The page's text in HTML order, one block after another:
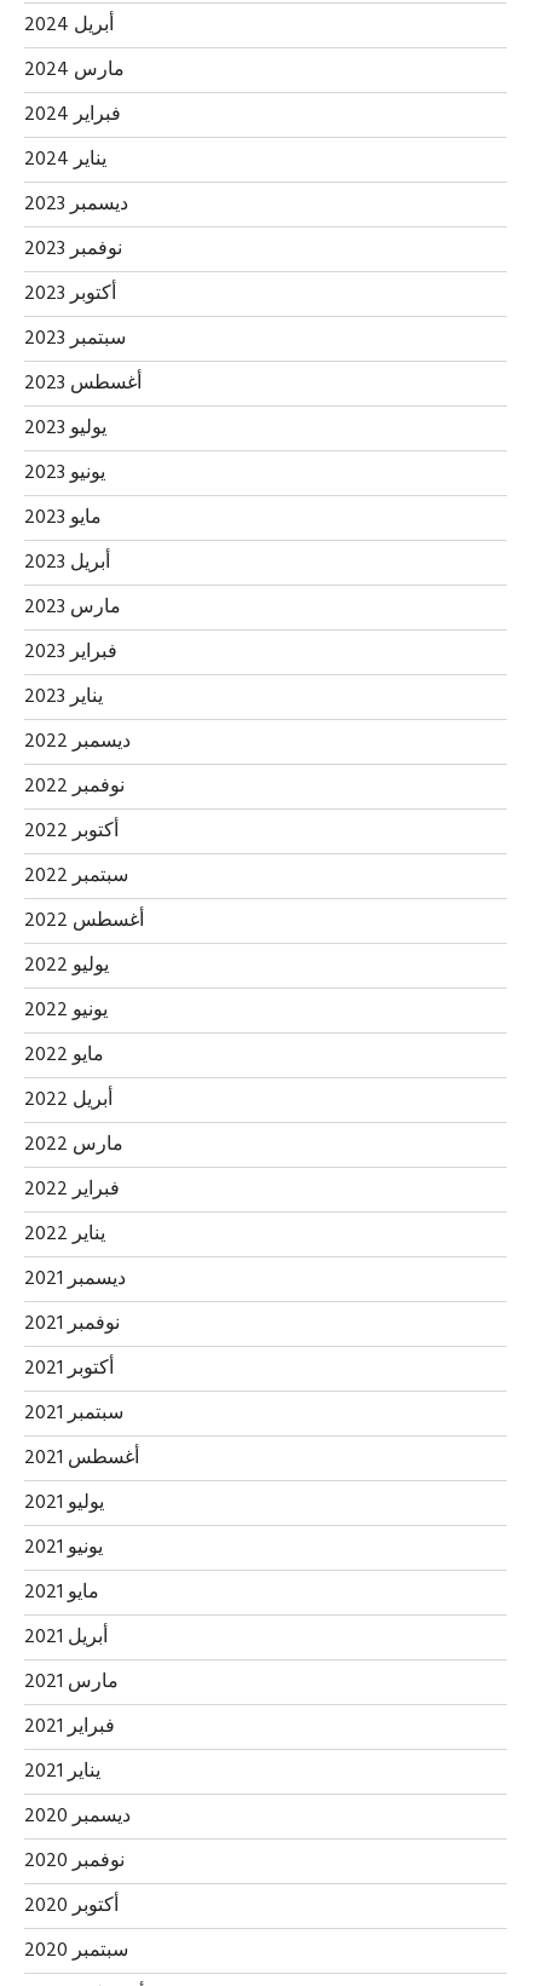
أبريل 2024
مارس 2024
فبراير 2024
يناير 2024
ديسمبر 2023
نوفمبر 2023
أكتوبر 2023
سبتمبر 2023
أغسطس 2023
يوليو 2023
يونيو 2023
مايو 2023
أبريل 2023
مارس 2023
فبراير 2023
يناير 2023
ديسمبر 2022
نوفمبر 2022
أكتوبر 2022
سبتمبر 2022
أغسطس 2022
يوليو 2022
يونيو 2022
مايو 2022
أبريل 2022
مارس 2022
فبراير 2022
يناير 2022
ديسمبر 2021
نوفمبر 2021
أكتوبر 2021
سبتمبر 2021
أغسطس 2021
يوليو 2021
يونيو 2021
مايو 2021
أبريل 2021
مارس 2021
فبراير 2021
يناير 2021
ديسمبر 2020
نوفمبر 2020
أكتوبر 2020
سبتمبر 2020